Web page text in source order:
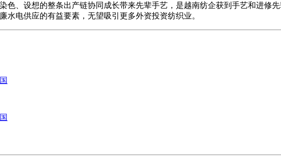
色、设想的整条出产链协同成长带来先辈手艺，是越南纺企获到手艺和进修
电供应的有益要素，无望吸引更多外资投资纺织业。